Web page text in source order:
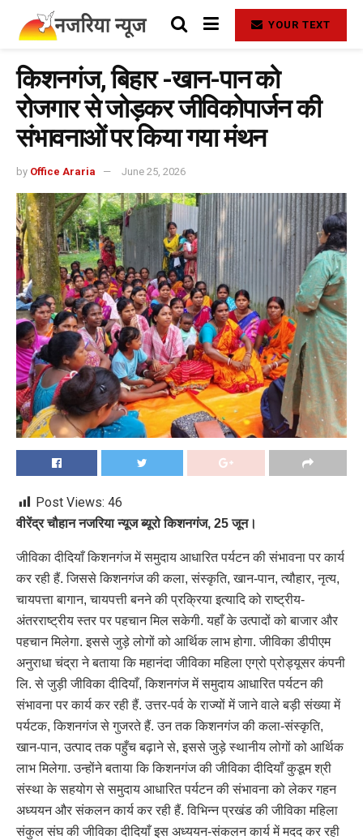
YOUR TEXT
किशनगंज, बिहार -खान-पान को
रोजगार से जोड़कर जीविकोपार्जन की
संभावनाओं पर किया गया मंथन
by Office Araria June 25, 2026
Post Views: 46
वीरेंद्र चौहान नजरिया न्यूज ब्यूरो किशनगंज, 25 जून।
जीविका दीदियाँ किशनगंज में समुदाय आधारित पर्यटन की संभावना पर कार्य
कर रही हैं. जिससे किशनगंज की कला, संस्कृति, खान-पान, त्यौहार, नृत्य,
चायपत्ता बागान, चायपत्ती बनने की प्रक्रिया इत्यादि को राष्ट्रीय-
अंतरराष्ट्रीय स्तर पर पहचान मिल सकेगी. यहाँ के उत्पादों को बाजार और
पहचान मिलेगा. इससे जुड़े लोगों को आर्थिक लाभ होगा. जीविका डीपीएम
अनुराधा चंद्रा ने बताया कि महानंदा जीविका महिला एग्रो प्रोड्यूसर कंपनी
लि. से जुड़ी जीविका दीदियाँ, किशनगंज में समुदाय आधारित पर्यटन की
संभावना पर कार्य कर रही हैं. उत्तर-पर्व के राज्यों में जाने वाले बड़ी संख्या में
पर्यटक, किशनगंज से गुजरते हैं. उन तक किशनगंज की कला-संस्कृति,
खान-पान, उत्पाद तक पहुँच बढ़ाने से, इससे जुड़े स्थानीय लोगों को आर्थिक
लाभ मिलेगा. उन्होंने बताया कि किशनगंज की जीविका दीदियाँ कुडूम श्री
संस्था के सहयोग से समुदाय आधारित पर्यटन की संभावना को लेकर गहन
अध्ययन और संकलन कार्य कर रही हैं. विभिन्न प्रखंड की जीविका महिला
संकुल संघ की जीविका दीदियाँ इस अध्ययन-संकलन कार्य में मदद कर रही